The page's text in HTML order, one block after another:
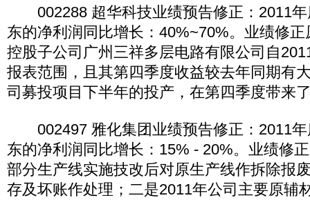
002288 超华科技业绩预告修正：2011年
东的净利润同比增长：40%~70%。业绩修
控股子公司广州三祥多层电路有限公司自
报表范围，且其第四季度收益较去年同期有
司募投项目下半年的投产，在第四季度带来
002497 雅化集团业绩预告修正：2011年
东的净利润同比增长：15% - 20%。业绩修
部分生产线实施技改后对原生产线作拆除报
存及坏账作处理；二是2011年公司主要原辅